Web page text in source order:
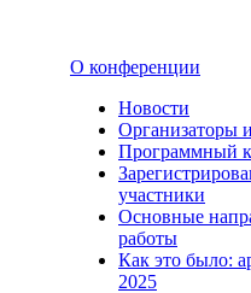
О конференции
Новости
Организаторы
Программный
участники
Основные
работы
Как это было:
2025